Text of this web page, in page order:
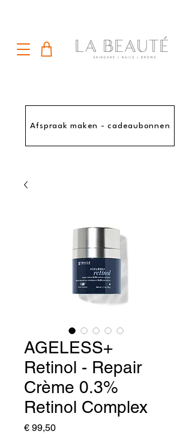
Afspraak maken - cadeaubonnen
AGELESS+
Retinol - Repair
Crème 0.3%
Retinol Complex
€ 99,50Prijs